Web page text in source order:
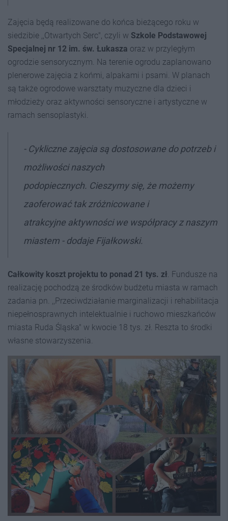
Zajęcia będą realizowane do końca bieżącego roku w
siedzibie ,,Otwartych Serc", czyli w Szkole Podstawowej
Specjalnej nr 12 im. św. Łukasza oraz w przyległym
ogrodzie sensorycznym. Na terenie ogrodu zaplanowano
plenerowe zajęcia z końmi, alpakami i psami. W planach
są także ogrodowe warsztaty muzyczne dla dzieci i
młodzieży oraz aktywności sensoryczne i artystyczne w
ramach sensoplastyki.
- Cykliczne zajęcia są dostosowane do potrzeb i
możliwości naszych
podopiecznych. Cieszymy się, że możemy
zaoferować tak zróżnicowane i
atrakcyjne aktywności we współpracy z naszym
miastem - dodaje Fijałkowski.
Całkowity koszt projektu to ponad 21 tys. zł. Fundusze na
realizację pochodzą ze środków budżetu miasta w ramach
zadania pn. ,,Przeciwdziałanie marginalizacji i rehabilitacja
niepełnosprawnych intelektualnie i ruchowo mieszkańców
miasta Ruda Śląska" w kwocie 18 tys. zł. Reszta to środki
własne stowarzyszenia.